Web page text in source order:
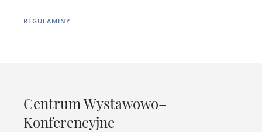
REGULAMINY
Centrum Wystawowo–
Konferencyjne